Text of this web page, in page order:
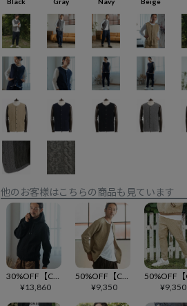
他のお客様はこちらの商品も見ています
30%OFF【CAMBIO(カンビオ)】Japanese Fabricケーブルキルティングプルパーカー(CAM-6550)
¥13,860
50%OFF【CAMBIO(カンビオ)】Japanese Fabricケーブルキルティングノーカラージャケット(CAM-7270)
¥9,350
¥9,350